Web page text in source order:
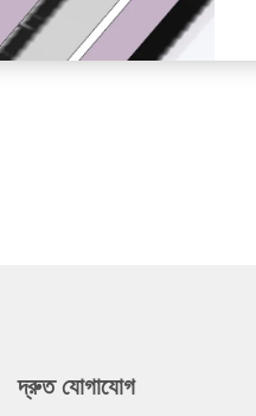
দ্রুত যোগাযোগ